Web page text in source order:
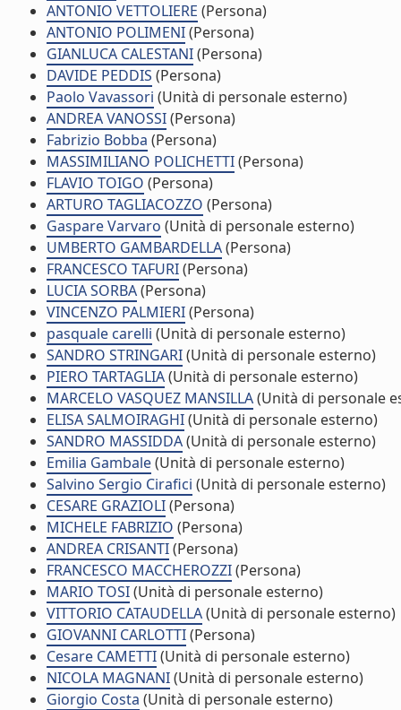
ANTONIO VETTOLIERE (Persona)
ANTONIO POLIMENI(Persona)
GIANLUCA CALESTANI(Persona)
DAVIDE PEDDIS (Persona)
Paolo Vavassori (Unità di personale esterno)
ANDREA VANOSSI(Persona)
Fabrizio Bobba (Persona)
MASSIMILIANO POLICHETTI(Persona)
FLAVIO TOIGO (Persona)
ARTURO TAGLIACOZZO (Persona)
Gaspare Varvaro (Unità di personale esterno)
UMBERTO GAMBARDELLA(Persona)
FRANCESCO TAFURI(Persona)
LUCIA SORBA(Persona)
VINCENZO PALMIERI(Persona)
pasquale carelli (Unità di personale esterno)
SANDRO STRINGARI(Unità di personale esterno)
PIERO TARTAGLIA(Unità di personale esterno)
MARCELO VASQUEZ MANSILLA(Unità di personale
ELISA SALMOIRAGHI(Unità di personale esterno)
SANDRO MASSIDDA(Unità di personale esterno)
Emilia Gambale(Unità di personale esterno)
Salvino Sergio Cirafici (Unità di personale esterno)
CESARE GRAZIOLI(Persona)
MICHELE FABRIZIO (Persona)
ANDREA CRISANTI(Persona)
FRANCESCO MACCHEROZZI(Persona)
MARIO TOSI(Unità di personale esterno)
VITTORIO CATAUDELLA(Unità di personale esterno)
GIOVANNI CARLOTTI(Persona)
Cesare CAMETTI(Unità di personale esterno)
NICOLA MAGNANI(Unità di personale esterno)
Giorgio Costa (Unità di personale esterno)